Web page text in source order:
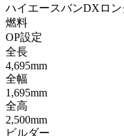
ハイエースバンDXロ
燃料
OP設定
全長
4,695mm
全幅
1,695mm
全高
2,500mm
ビルダー